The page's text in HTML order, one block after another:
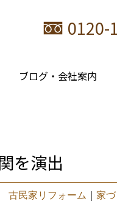
0120-
ブログ・会社案内
を演出
古民家リフォーム 家